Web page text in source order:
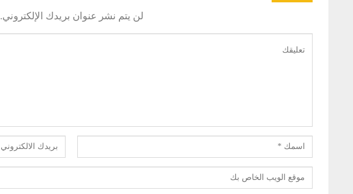
لن يتم نشر عنوان بريدك الإلكتروني.